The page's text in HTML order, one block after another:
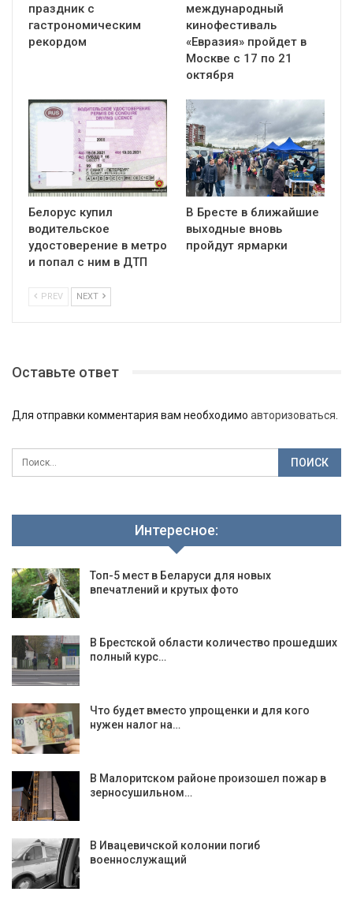
праздник с
гастрономическим
рекордом
международный
кинофестиваль
«Евразия» пройдет в
Москве с 17 по 21
октября
Белорус купил
водительское
удостоверение в метро
и попал с ним в ДТП
В Бресте в ближайшие
выходные вновь
пройдут ярмарки
PREV NEXT
Оставьте ответ
Для отправки комментария вам необходимо авторизоваться
Интересное:
Топ-5 мест в Беларуси для новых
впечатлений и крутых фото
В Брестской области количество прошедших
полный курс…
Что будет вместо упрощенки и для кого
нужен налог на…
В Малоритском районе произошел пожар в
зерносушильном…
В Ивацевичской колонии погиб
военнослужащий